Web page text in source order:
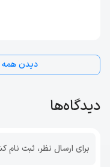
دیدن همه
دیدگاه‌ها
برای ارسال نظر، ثبت نام